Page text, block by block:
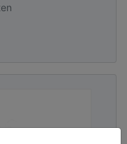
nicht in
sind mit dem
bereits voll
braucht es eine